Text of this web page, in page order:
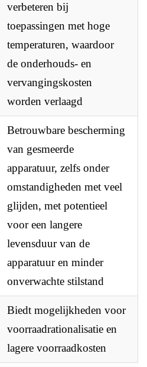
verbeteren bij
toepassingen met hoge
temperaturen, waardoor
de onderhouds- en
vervangingskosten
worden verlaagd
Betrouwbare bescherming
van gesmeerde
apparatuur, zelfs onder
omstandigheden met veel
glijden, met potentieel
voor een langere
levensduur van de
apparatuur en minder
onverwachte stilstand
Biedt mogelijkheden voor
voorraadrationalisatie en
lagere voorraadkosten